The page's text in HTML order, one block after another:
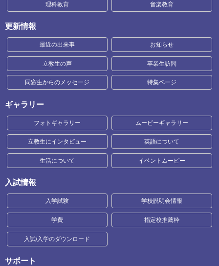
理科教育 音楽教育
更新情報
最近の出来事 お知らせ
立教生の声 卒業生訪問
同窓生からのメッセージ 特集ページ
ギャラリー
フォトギャラリー ムービーギャラリー
立教生にインタビュー 英語について
生活について イベントムービー
入試情報
入学試験 学校説明会情報
学費 指定校推薦枠
入試/入学のダウンロード
サポート